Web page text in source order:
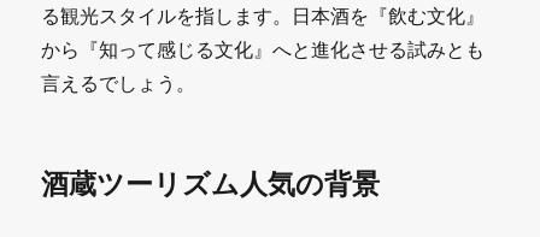
こ
season2」
が
す
る観光スタイルを指します。日本酒を『飲む文化』
から『知って感じる文化』へと進化させる試みとも
言えるでしょう。
酒蔵ツーリズム人気の背景